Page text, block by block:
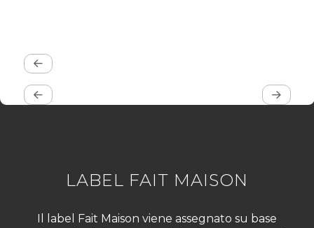
LABEL FAIT MAISON
Il label Fait Maison viene assegnato su base